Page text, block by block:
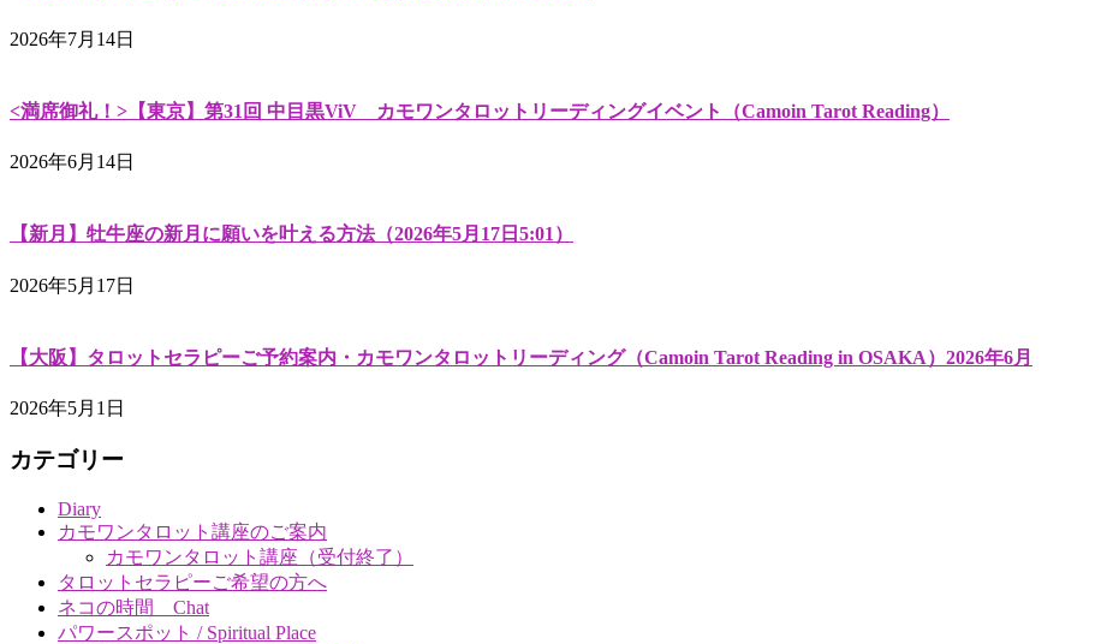
2026年7月14日
<満席御礼！>【東京】第31回 中目黒ViV カモワンタロットリーディングイベント（Camoin Tarot Reading）
2026年6月14日
【新月】牡牛座の新月に願いを叶える方法（2026年5月17日5:01）
2026年5月17日
【大阪】タロットセラピーご予約案内・カモワンタロットリーディング（Camoin Tarot Reading in OSAKA）2026年6月
2026年5月1日
カテゴリー
Diary
カモワンタロット講座のご案内
カモワンタロット講座（受付終了）
タロットセラピーご希望の方へ
ネコの時間 Chat
パワースポット / Spiritual Place